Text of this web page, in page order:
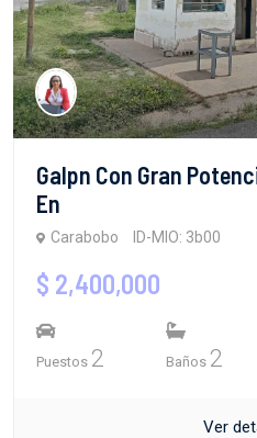
Galpn Con Gran
En
Carabobo ID-MIO: 3b00
$ 2,400,000
Puestos 2 Baños 2
Ver